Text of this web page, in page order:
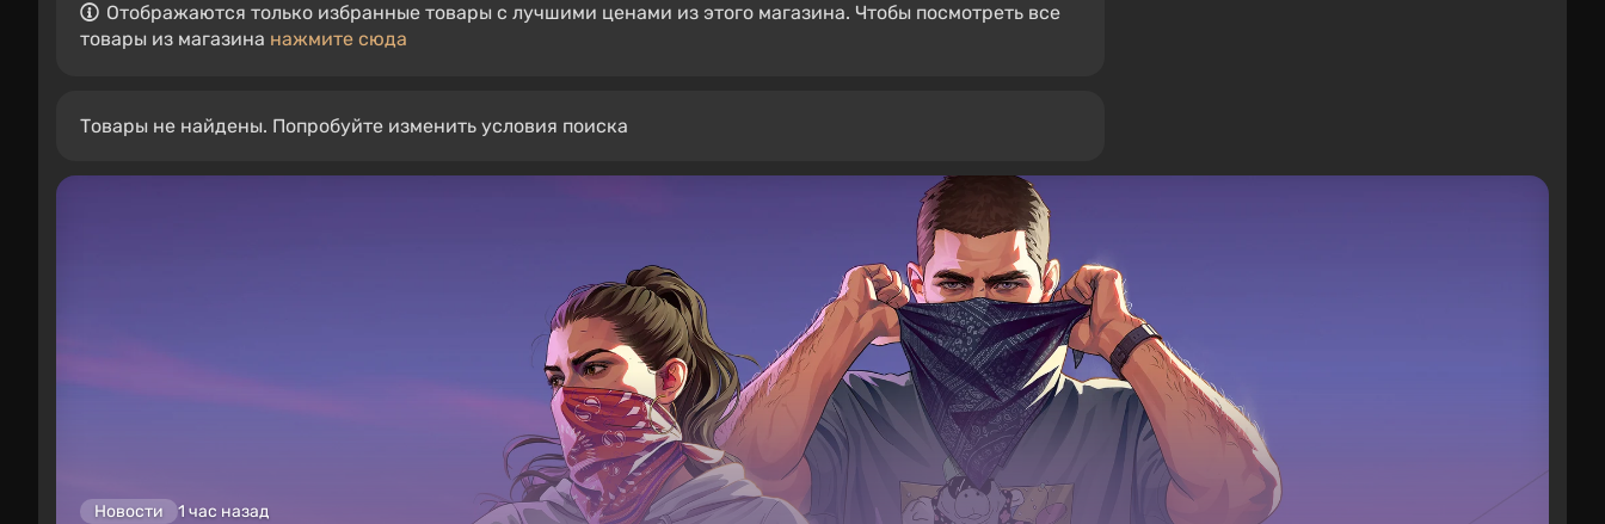
Отображаются только избранные товары с лучшими ценами из этого магазина. Чтобы посмотреть все
товары из магазина нажмите сюда
Товары не найдены. Попробуйте изменить условия поиска
Новости 1 час назад